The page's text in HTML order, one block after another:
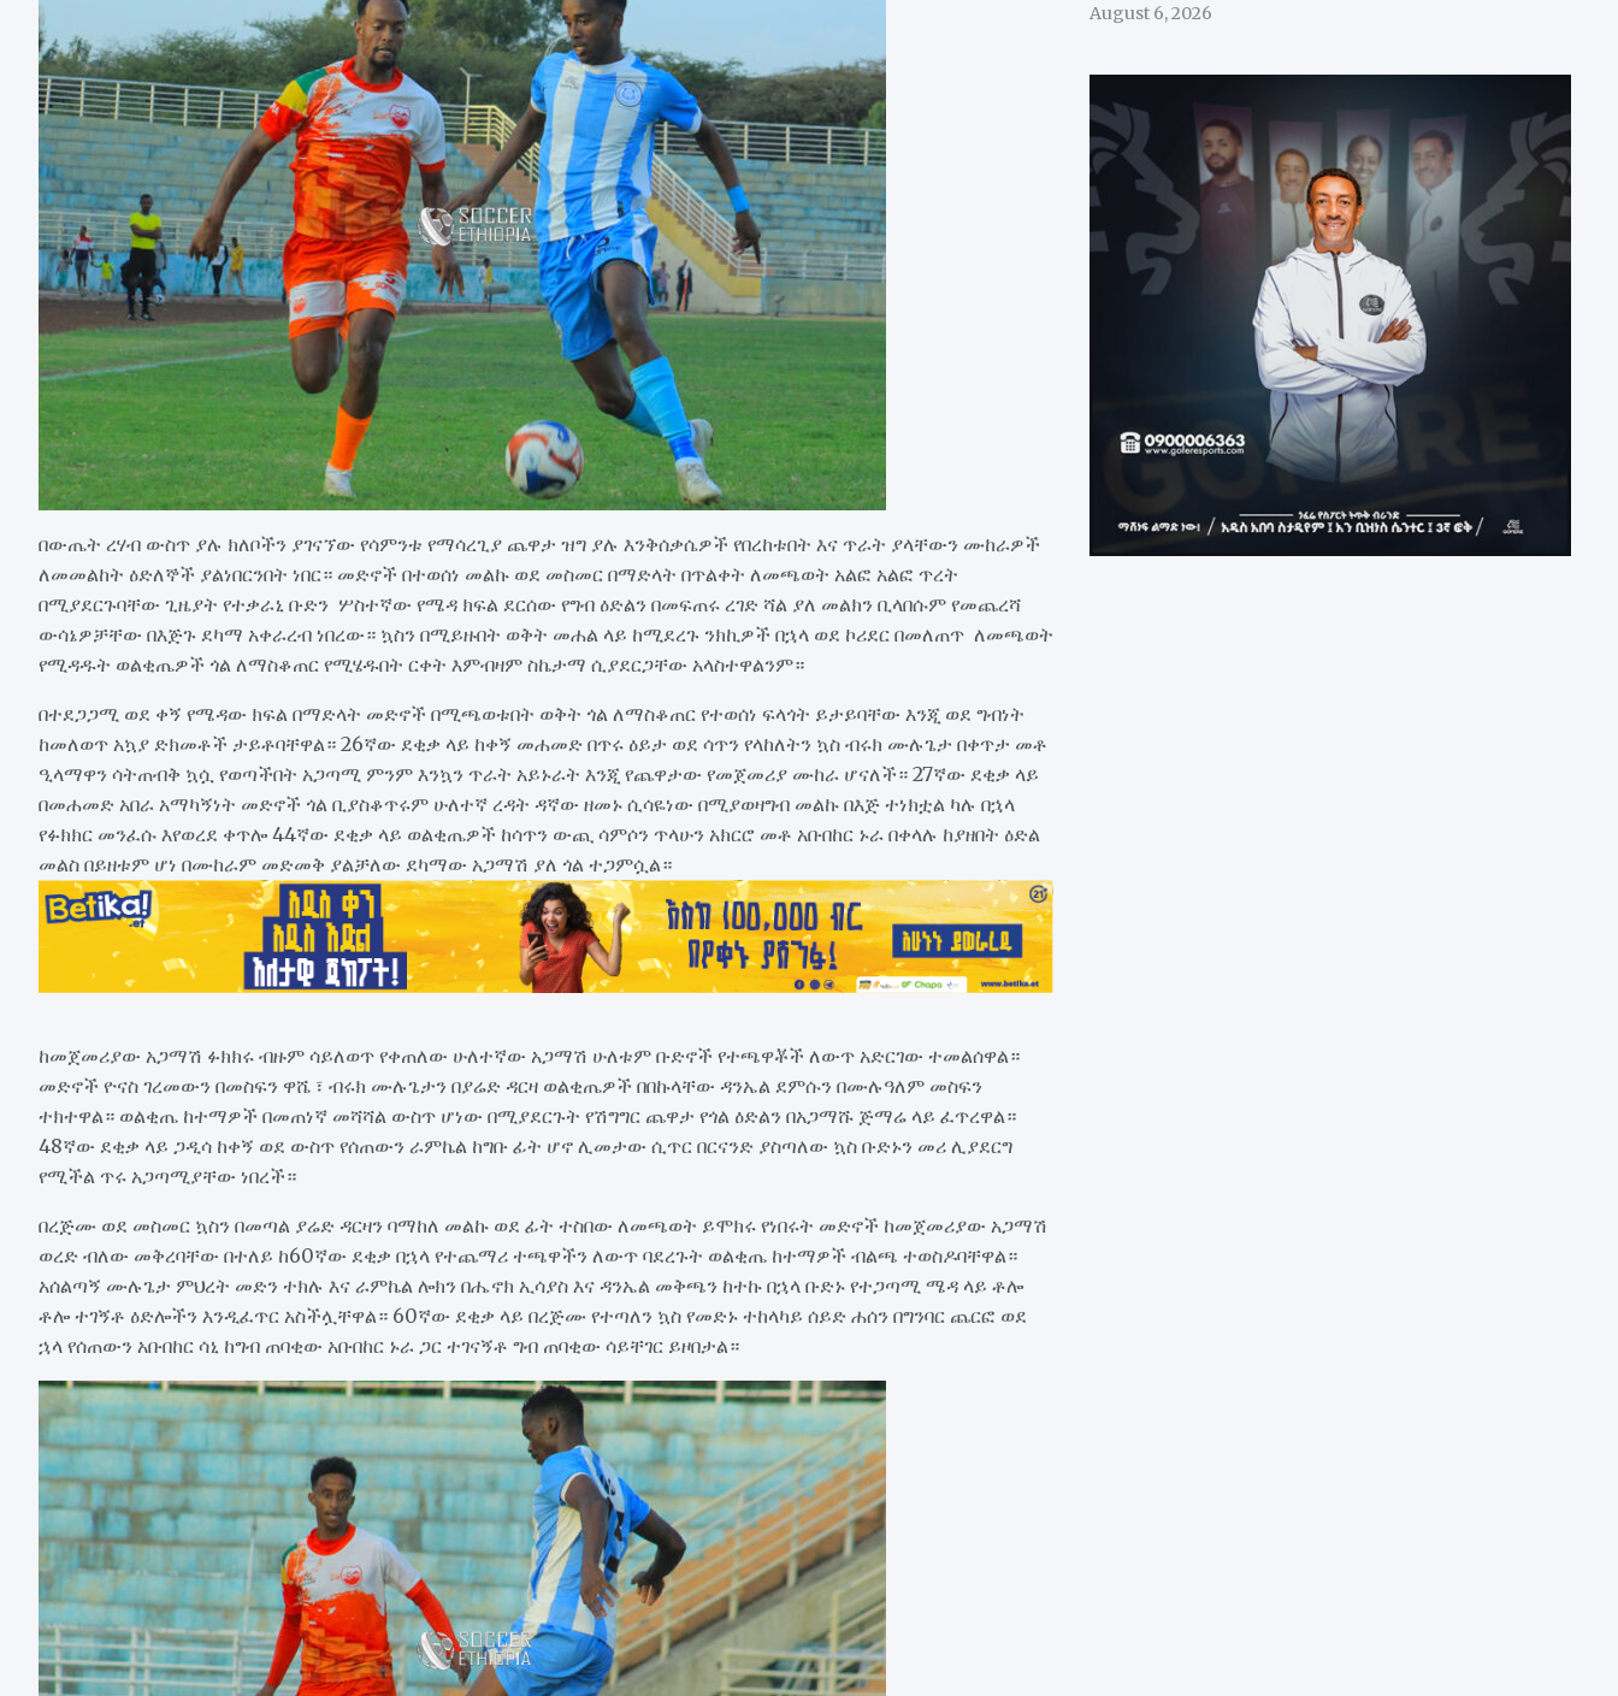
በውጤት ረሃብ ውስጥ ያሉ ክለቦችን ያገናኘው የሳምንቱ የማሳረጊያ ጨዋታ ዝግ ያሉ እንቅሰቃሴዎች የበረከቱበት እና ጥራት ያላቸውን ሙከራዎች
ለመመልከት ዕድለኞች ያልነበርንበት ነበር። መድኖች በተወሰነ መልኩ ወደ መስመር በማድላት በጥልቀት ለመጫወት አልፎ አልፎ ጥረት
በሚያደርጉባቸው ጊዜያት የተቃራኒ ቡድን ሦስተኛው የሜዳ ክፍል ደርሰው የግብ ዕድልን በመፍጠሩ ረገድ ሻል ያለ መልክን ቢላበሱም የመጨረሻ
ውሳኔዎቻቸው በእጅጉ ደካማ አቀራረብ ነበረው። ኳስን በሚይዙበት ወቅት መሐል ላይ ከሚደረጉ ንክኪዎች በኋላ ወደ ኮሪደር በመለጠጥ ለመጫወት
የሚዳዱት ወልቂጤዎች ጎል ለማስቆጠር የሚሄዱበት ርቀት እምብዛም ስኬታማ ሲያደርጋቸው አላስተዋልንም።
በተደጋጋሚ ወደ ቀኝ የሜዳው ክፍል በማድላት መድኖች በሚጫወቱበት ወቅት ጎል ለማስቆጠር የተወሰነ ፍላጎት ይታይባቸው እንጂ ወደ ግብነት
ከመለወጥ አኳያ ድክመቶች ታይቶባቸዋል። 26ኛው ደቂቃ ላይ ከቀኝ መሐመድ በጥሩ ዕይታ ወደ ሳጥን የላከለትን ኳስ ብሩክ ሙሉጌታ በቀጥታ መቶ
ዒላማዋን ሳትጠብቅ ኳሷ የወጣችበት አጋጣሚ ምንም እንኳን ጥራት አይኑራት እንጂ የጨዋታው የመጀመሪያ ሙከራ ሆናለች። 27ኛው ደቂቃ ላይ
በመሐመድ አበራ አማካኝነት መድኖች ጎል ቢያስቆጥሩም ሁለተኛ ረዳት ዳኛው ዘመኑ ሲሳዬነው በሚያወዛግብ መልኩ በእጅ ተነክቷል ካሉ በኋላ
የፉክክር መንፈሱ እየወረደ ቀጥሎ 44ኛው ደቂቃ ላይ ወልቂጤዎች ከሳጥን ውጪ ሳምሶን ጥላሁን አክርሮ መቶ አቡበከር ኑራ በቀላሉ ከያዘበት ዕድል
መልስ በይዘቱም ሆነ በሙከራም መድመቅ ያልቻለው ደካማው አጋማሽ ያለ ጎል ተጋምሷል።
ከመጀመሪያው አጋማሽ ፉክክሩ ብዙም ሳይለወጥ የቀጠለው ሁለተኛው አጋማሽ ሁለቱም ቡድኖች የተጫዋቾች ለውጥ አድርገው ተመልሰዋል።
መድኖች ዮናስ ገረመውን በመስፍን ዋሼ ፣ ብሩክ ሙሉጌታን በያሬድ ዳርዛ ወልቂጤዎች በበኩላቸው ዳንኤል ደምሱን በሙሉዓለም መስፍን
ተክተዋል። ወልቂጤ ከተማዎች በመጠነኛ መሻሻል ውስጥ ሆነው በሚያደርጉት የሽግግር ጨዋታ የጎል ዕድልን በአጋማሹ ጅማሬ ላይ ፈጥረዋል።
48ኛው ደቂቃ ላይ ጋዲሳ ከቀኝ ወደ ውስጥ የሰጠውን ራምኬል ከግቡ ፊት ሆኖ ሊመታው ሲጥር በርናንድ ያስጣለው ኳስ ቡድኑን መሪ ሊያደርግ
የሚችል ጥሩ አጋጣሚያቸው ነበረች።
በረጅሙ ወደ መስመር ኳስን በመጣል ያሬድ ዳርዛን ባማከለ መልኩ ወደ ፊት ተስበው ለመጫወት ይሞክሩ የነበሩት መድኖች ከመጀመሪያው አጋማሽ
ወረድ ብለው መቅረባቸው በተለይ ከ60ኛው ደቂቃ በኋላ የተጨማሪ ተጫዋችን ለውጥ ባደረጉት ወልቂጤ ከተማዎች ብልጫ ተወስዶባቸዋል።
አሰልጣኝ ሙሉጌታ ምህረት መድን ተክሉ እና ራምኬል ሎክን በሔኖክ ኢሳያስ እና ዳንኤል መቅጫን ከተኩ በኋላ ቡድኑ የተጋጣሚ ሜዳ ላይ ቶሎ
ቶሎ ተገኝቶ ዕድሎችን እንዲፈጥር አስችሏቸዋል። 60ኛው ደቂቃ ላይ በረጅሙ የተጣለን ኳስ የመድኑ ተከላካይ ሰይድ ሐሰን በግንባር ጨርፎ ወደ
ኋላ የሰጠውን አቡበከር ሳኒ ከግብ ጠባቂው አቡበከር ኑራ ጋር ተገናኝቶ ግብ ጠባቂው ሳይቸገር ይዞበታል።
August 6, 2026